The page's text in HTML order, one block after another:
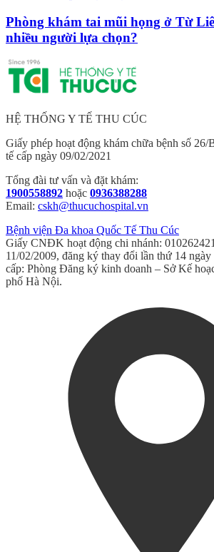
Phòng khám tai mũi họng ở Từ
nhiều người lựa chọn?
HỆ THỐNG Y TẾ THU CÚC
Giấy phép hoạt động khám chữa bệnh số
tế cấp ngày 09/02/2021
Tổng đài tư vấn và đặt khám:
1900558892 hoặc 0936388288
Email: cskh@thucuchospital.vn
Bệnh viện Đa khoa Quốc Tế Thu Cúc
Giấy CNĐK hoạt động chi nhánh:
11/02/2009, đăng ký thay đổi lần thứ 14
cấp: Phòng Đăng ký kinh doanh – Sở Kế
phố Hà Nội.